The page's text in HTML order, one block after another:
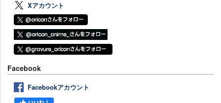
Xアカウント
Facebook
Facebookアカウント